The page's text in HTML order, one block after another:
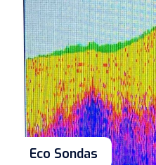
Eco Sondas